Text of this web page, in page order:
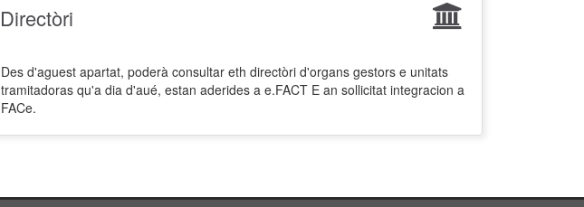
Directòri
Des d'aguest apartat, poderà consultar eth directòri d'organs gestors e unitats
tramitadoras qu'a dia d'aué, estan aderides a e.FACT E an sollicitat integracion a
FACe.